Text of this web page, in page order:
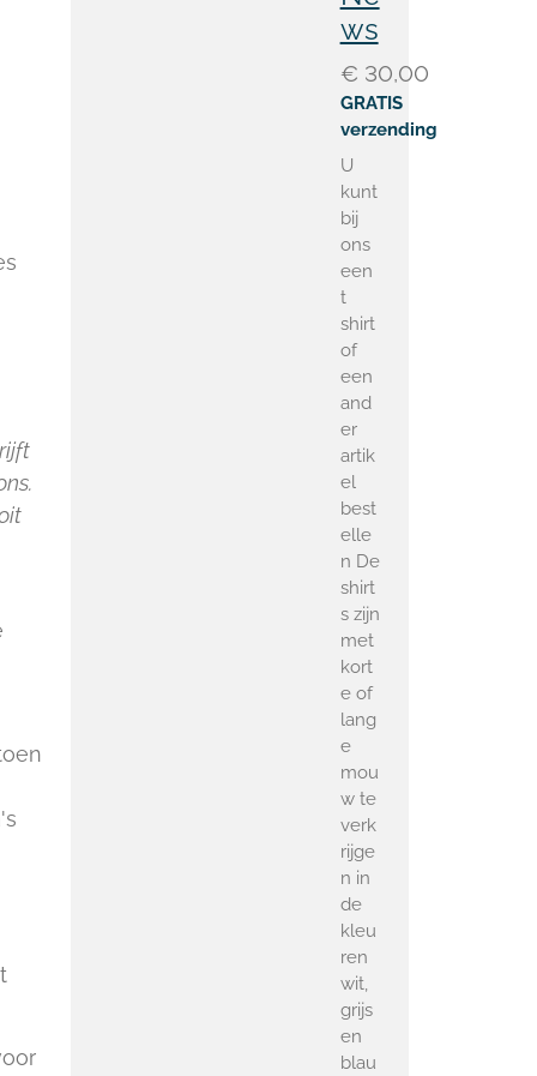
ws
€ 30,00
GRATIS
verzending
U
kunt
bij
ons
een
t
shirt
of
een
and
er
artik
el
best
elle
n De
shirt
s zijn
met
kort
e of
lang
e
mou
w te
verk
rijge
n in
de
kleu
ren
wit,
grijs
en
blau